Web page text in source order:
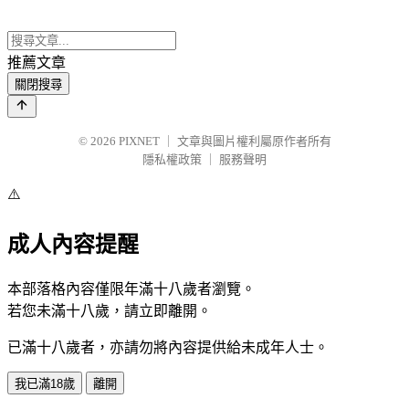
推薦文章
關閉搜尋
© 2026 PIXNET
文章與圖片權利屬原作者所有
隱私權政策
服務聲明
⚠️
成人內容提醒
本部落格內容僅限年滿十八歲者瀏覽。
若您未滿十八歲，請立即離開。
已滿十八歲者，亦請勿將內容提供給未成年人士。
我已滿18歲 離開